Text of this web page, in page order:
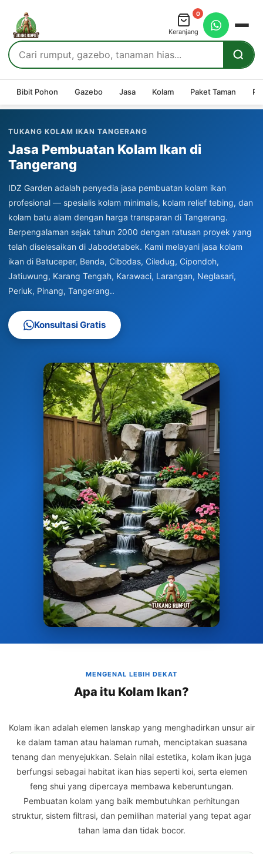
0
Keranjang
Bibit Pohon Gazebo Jasa Kolam Paket Taman
TUKANG KOLAM IKAN TANGERANG
Jasa Pembuatan Kolam Ikan di
Tangerang
IDZ Garden adalah penyedia jasa pembuatan kolam ikan
profesional — spesialis kolam minimalis, kolam relief tebing, dan
kolam batu alam dengan harga transparan di Tangerang.
Berpengalaman sejak tahun 2000 dengan ratusan proyek yang
telah diselesaikan di Jabodetabek. Kami melayani jasa kolam
ikan di Batuceper, Benda, Cibodas, Ciledug, Cipondoh,
Jatiuwung, Karang Tengah, Karawaci, Larangan, Neglasari,
Periuk, Pinang, Tangerang..
Konsultasi Gratis
MENGENAL LEBIH DEKAT
Apa itu Kolam Ikan?
Kolam ikan adalah elemen lanskap yang menghadirkan unsur air
ke dalam taman atau halaman rumah, menciptakan suasana
tenang dan menyejukkan. Selain nilai estetika, kolam ikan juga
berfungsi sebagai habitat ikan hias seperti koi, serta elemen
feng shui yang dipercaya membawa keberuntungan.
Pembuatan kolam yang baik membutuhkan perhitungan
struktur, sistem filtrasi, dan pemilihan material yang tepat agar
tahan lama dan tidak bocor.